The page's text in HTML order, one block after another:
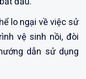
lo ngại về việc sử
vệ sinh nồi, đòi
dẫn sử dụng